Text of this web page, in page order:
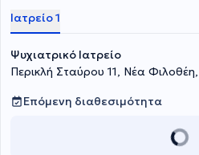
φάσματος της ψυχιατρικής
μορφή του οξέως και του επείγοντος.
άγχος και είναι μέλος του Ιατρικού
Ιατρείο 1
Ψυχιατρικό Ιατρείο
Περικλή Σταύρου 11, Νέα
Επόμενη διαθεσιμότητα